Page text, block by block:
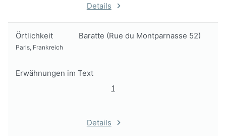
Details
Örtlichkeit Baratte (Rue du Montparnasse 52)
Paris, Frankreich
Erwähnungen im Text
1
Details